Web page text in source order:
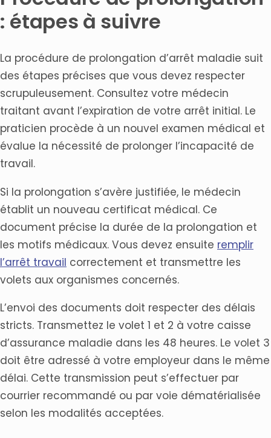
: étapes à suivre
La procédure de prolongation d’arrêt maladie suit
des étapes précises que vous devez respecter
scrupuleusement. Consultez votre médecin
traitant avant l’expiration de votre arrêt initial. Le
praticien procède à un nouvel examen médical et
évalue la nécessité de prolonger l’incapacité de
travail.
Si la prolongation s’avère justifiée, le médecin
établit un nouveau certificat médical. Ce
document précise la durée de la prolongation et
les motifs médicaux. Vous devez ensuite remplir
l’arrêt travail correctement et transmettre les
volets aux organismes concernés.
L’envoi des documents doit respecter des délais
stricts. Transmettez le volet 1 et 2 à votre caisse
d’assurance maladie dans les 48 heures. Le volet 3
doit être adressé à votre employeur dans le même
délai. Cette transmission peut s’effectuer par
courrier recommandé ou par voie dématérialisée
selon les modalités acceptées.